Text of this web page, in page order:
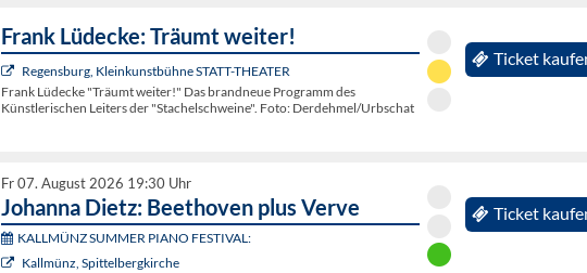
Frank Lüdecke: Träumt weiter!
Regensburg, Kleinkunstbühne STATT-THEATER
Frank Lüdecke "Träumt weiter!" Das brandneue Programm des
Künstlerischen Leiters der "Stachelschweine". Foto: Derdehmel/Urbschat
Ticket
Fr 07. August 2026 19:30 Uhr
Johanna Dietz: Beethoven plus Verve
KALLMÜNZ SUMMER PIANO FESTIVAL:
Kallmünz, Spittelbergkirche
Ticket